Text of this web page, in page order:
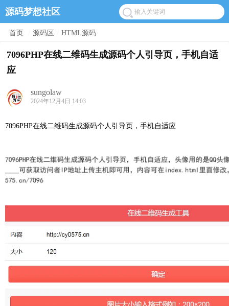
源码梦想社区
首页 源码区 HTML源码
7096PHP在线二维码生成源码个人引导页，手机自适
应
sungolaw
2024年12月4日 14:03
7096PHP在线二维码生成源码个人引导页，手机自适应